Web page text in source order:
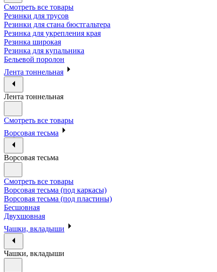
Смотреть все товары
Резинки для трусов
Резинки для стана бюстгальтера
Резинка для укрепления края
Резинка широкая
Резинка для купальника
Бельевой поролон
Лента тоннельная
Лента тоннельная
Смотреть все товары
Ворсовая тесьма
Ворсовая тесьма
Смотреть все товары
Ворсовая тесьма (под каркасы)
Ворсовая тесьма (под пластины)
Бесшовная
Двухшовная
Чашки, вкладыши
Чашки, вкладыши